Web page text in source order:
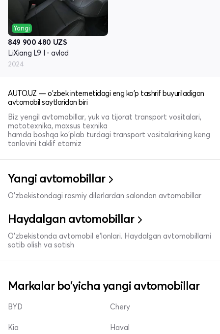
Yangi
849 900 480 UZS
LiXiang L9 I - avlod
2024
AUTO.UZ — o'zbek internetidagi eng ko'p tashrif buyuriladigan
avtomobil saytlaridan biri
Biz yengil avtomobillar, yuk va tijorat transport vositalari,
mototexnika, maxsus texnika
hamda boshqa ko'plab turdagi transport vositalarining keng
tanlovini taklif etamiz
Yangi avtomobillar
O'zbekistondagi rasmiy dilerlardan salondan avtomobillar
Haydalgan avtomobillar
O'zbekistonda avtomobil e’lonlari. Haydalgan avtomobillarni
sotib olish va sotish
Markalar bo'yicha yangi avtomobillar
BYD
Kia
Chery
Haval